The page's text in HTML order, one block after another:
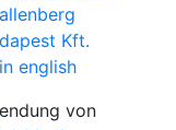
Kft.
english
von